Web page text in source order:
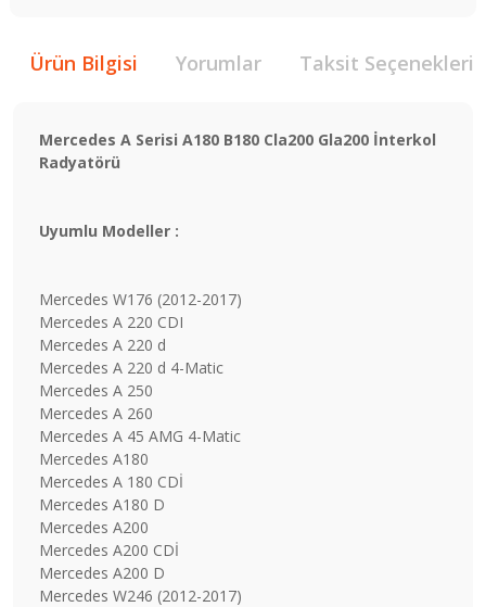
Ürün Bilgisi Yorumlar Taksit Seçenekleri
Mercedes A Serisi A180 B180 Cla200 Gla200 İnterkol
Radyatörü
Uyumlu Modeller :
Mercedes W176 (2012-2017)
Mercedes A 220 CDI
Mercedes A 220 d
Mercedes A 220 d 4-Matic
Mercedes A 250
Mercedes A 260
Mercedes A 45 AMG 4-Matic
Mercedes A180
Mercedes A 180 CDİ
Mercedes A180 D
Mercedes A200
Mercedes A200 CDİ
Mercedes A200 D
Mercedes W246 (2012-2017)